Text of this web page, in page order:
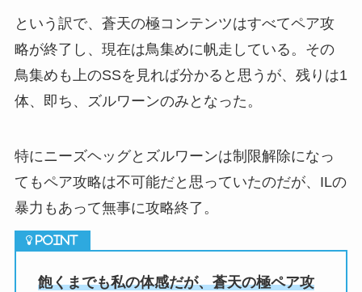
という訳で、蒼天の極コンテンツはすべてペア攻
略が終了し、現在は鳥集めに帆走している。その
鳥集めも上のSSを見れば分かると思うが、残りは1
体、即ち、ズルワーンのみとなった。
特にニーズヘッグとズルワーンは制限解除になっ
てもペア攻略は不可能だと思っていたのだが、ILの
暴力もあって無事に攻略終了。
飽くまでも私の体感だが、蒼天の極ペア攻